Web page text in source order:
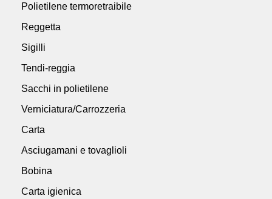
Polietilene termoretraibile
Reggetta
Sigilli
Tendi-reggia
Sacchi in polietilene
Verniciatura/Carrozzeria
Carta
Asciugamani e tovaglioli
Bobina
Carta igienica